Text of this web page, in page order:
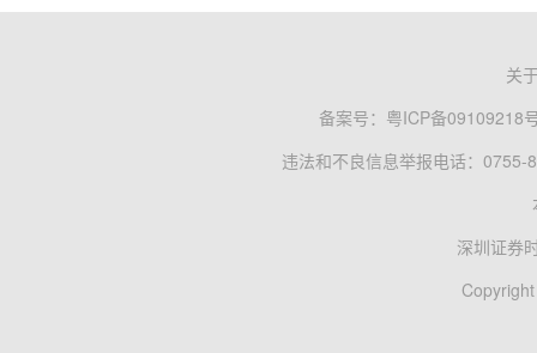
关
备案号： 粤ICP备09109218
违法和不良信息举报电话：0755-
深圳证券